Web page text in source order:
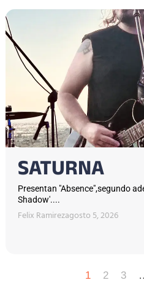
SATURNA
Presentan "Absence",segundo
Shadow'....
Felix Ramirezagosto 5, 2026
1 2 3